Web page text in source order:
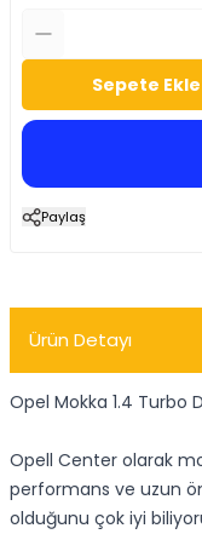
Sepete Ekle
Paylaş
Ürün Detayı
Opel Mokka 1.4 Turbo
Opell Center olarak
performans ve uzun
olduğunu çok iyi